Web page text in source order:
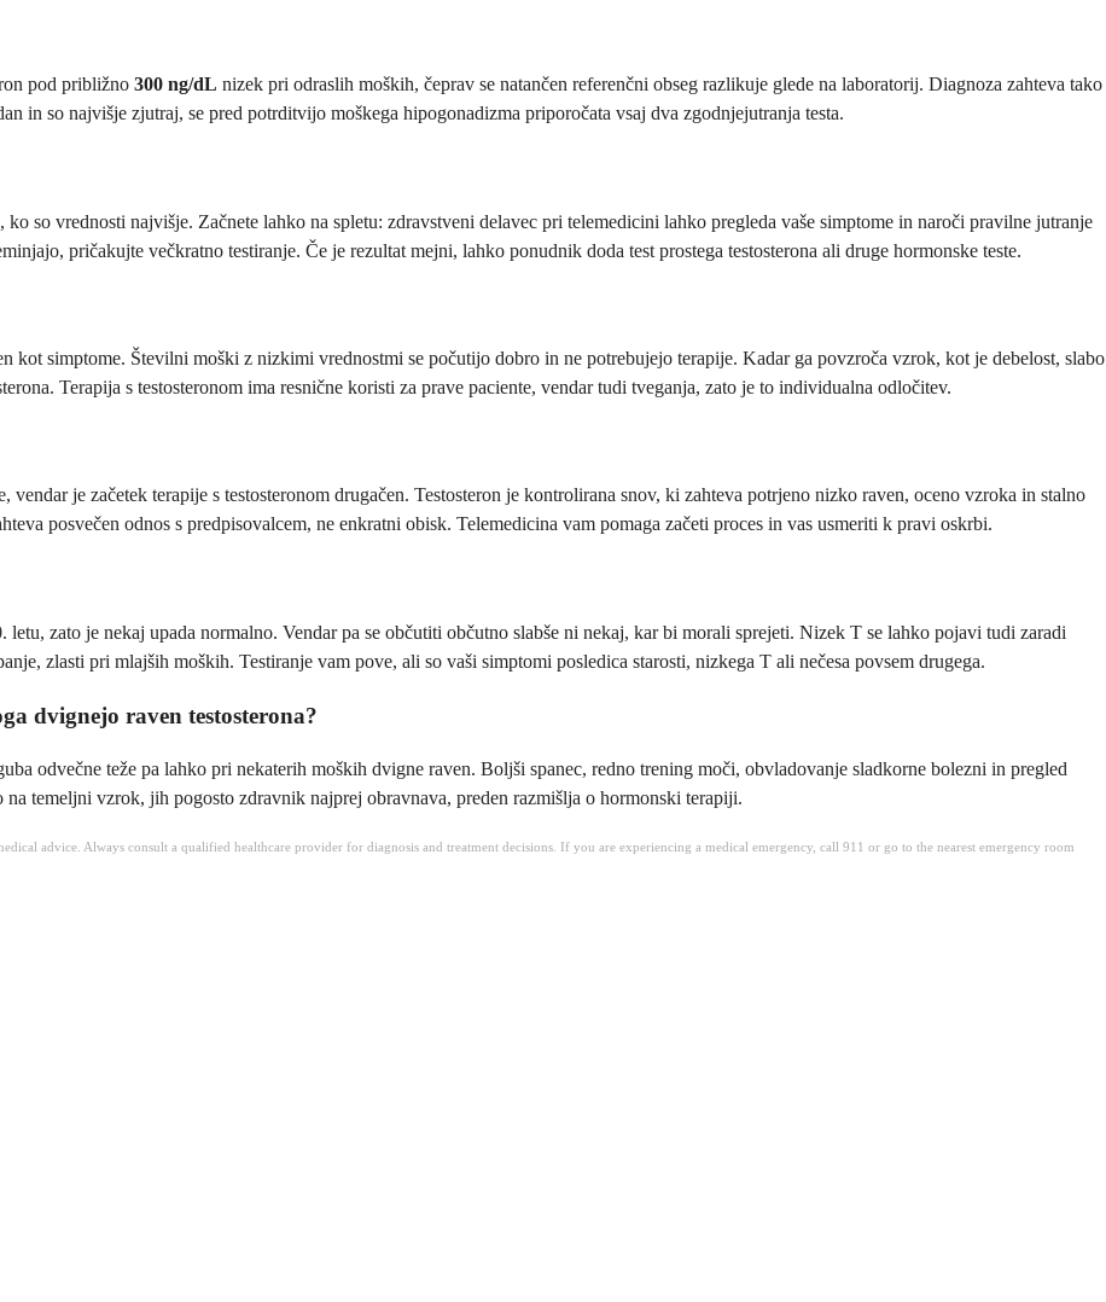
pod približno 300 ng/dL nizek pri odraslih moških, čeprav se natančen referenčni obseg razlikuje glede na laboratorij. Diagnoza zahteva tako
in so najvišje zjutraj, se pred potrditvijo moškega hipogonadizma priporočata vsaj dva zgodnjejutranja testa.
so vrednosti najvišje. Začnete lahko na spletu: zdravstveni delavec pri telemedicini lahko pregleda vaše simptome in naroči pravilne jutranje
pričakujte večkratno testiranje. Če je rezultat mejni, lahko ponudnik doda test prostega testosterona ali druge hormonske teste.
kot simptome. Številni moški z nizkimi vrednostmi se počutijo dobro in ne potrebujejo terapije. Kadar ga povzroča vzrok, kot je debelost, slabo
Terapija s testosteronom ima resnične koristi za prave paciente, vendar tudi tveganja, zato je to individualna odločitev.
je začetek terapije s testosteronom drugačen. Testosteron je kontrolirana snov, ki zahteva potrjeno nizko raven, oceno vzroka in stalno
posvečen odnos s predpisovalcem, ne enkratni obisk. Telemedicina vam pomaga začeti proces in vas usmeriti k pravi oskrbi.
letu, zato je nekaj upada normalno. Vendar pa se občutiti občutno slabše ni nekaj, kar bi morali sprejeti. Nizek T se lahko pojavi tudi zaradi
zlasti pri mlajših moških. Testiranje vam pove, ali so vaši simptomi posledica starosti, nizkega T ali nečesa povsem drugega.
dvignejo raven testosterona?
odvečne teže pa lahko pri nekaterih moških dvigne raven. Boljši spanec, redno trening moči, obvladovanje sladkorne bolezni in pregled
temeljni vzrok, jih pogosto zdravnik najprej obravnava, preden razmišlja o hormonski terapiji.
advice. Always consult a qualified healthcare provider for diagnosis and treatment decisions. If you are experiencing a medical emergency, call 911 or go to the nearest emergency room